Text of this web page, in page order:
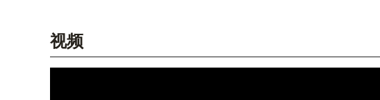
视频